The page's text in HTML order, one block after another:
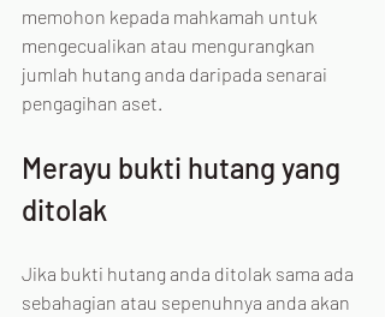
memohon kepada mahkamah untuk
mengecualikan atau mengurangkan
jumlah hutang anda daripada senarai
pengagihan aset.
Merayu bukti hutang yang
ditolak
Jika bukti hutang anda ditolak sama ada
sebahagian atau sepenuhnya anda akan